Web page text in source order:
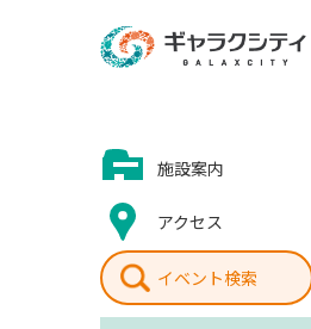
施設案内
アクセス
イベント検索